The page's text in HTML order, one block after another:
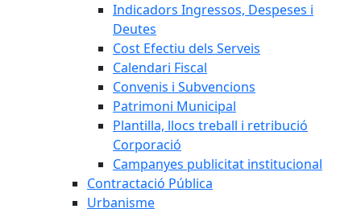
Indicadors Ingressos, Despeses i
Deutes
Cost Efectiu dels Serveis
Calendari Fiscal
Convenis i Subvencions
Patrimoni Municipal
Plantilla, llocs treball i retribució
Corporació
Campanyes publicitat institucional
Contractació Pública
Urbanisme